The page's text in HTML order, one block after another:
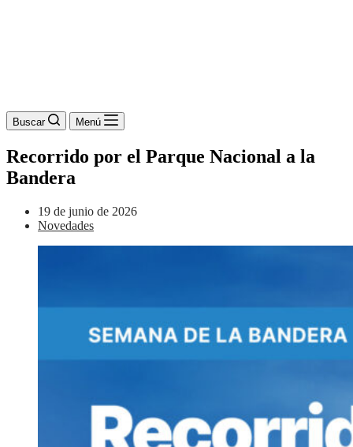
Buscar Menú
Recorrido por el Parque Nacional a la
Bandera
19 de junio de 2026
Novedades